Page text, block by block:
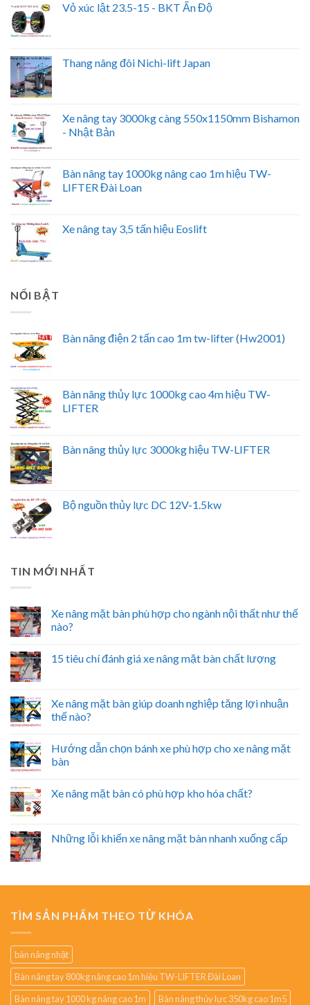
Vỏ xúc lật 23.5-15 - BKT Ấn Độ
Thang nâng đôi Nichi-lift Japan
Xe nâng tay 3000kg càng 550x1150mm Bishamon
- Nhật Bản
Bàn nâng tay 1000kg nâng cao 1m hiệu TW-
LIFTER Đài Loan
Xe nâng tay 3,5 tấn hiệu Eoslift
NỔI BẬT
Bàn nâng điện 2 tấn cao 1m tw-lifter (Hw2001)
Bàn nâng thủy lực 1000kg cao 4m hiệu TW-
LIFTER
Bàn nâng thủy lực 3000kg hiệu TW-LIFTER
Bộ nguồn thủy lực DC 12V-1.5kw
TIN MỚI NHẤT
Xe nâng mặt bàn phù hợp cho ngành nội thất như thế
nào?
15 tiêu chí đánh giá xe nâng mặt bàn chất lượng
Xe nâng mặt bàn giúp doanh nghiệp tăng lợi nhuận
thế nào?
Hướng dẫn chọn bánh xe phù hợp cho xe nâng mặt
bàn
Xe nâng mặt bàn có phù hợp kho hóa chất?
Những lỗi khiến xe nâng mặt bàn nhanh xuống cấp
TÌM SẢN PHẨM THEO TỪ KHÓA
bàn nâng nhật
Bàn nâng tay 800kg nâng cao 1m hiệu TW-LIFTER Đài Loan
Bàn nâng tay 1000 kg nâng cao 1m
Bàn nâng thủy lực 350kg cao 1m5